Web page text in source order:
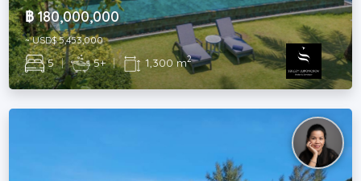
฿ 180,000,000
~ USD$ 5,453,000
5 | 5+ | 1,300 m2